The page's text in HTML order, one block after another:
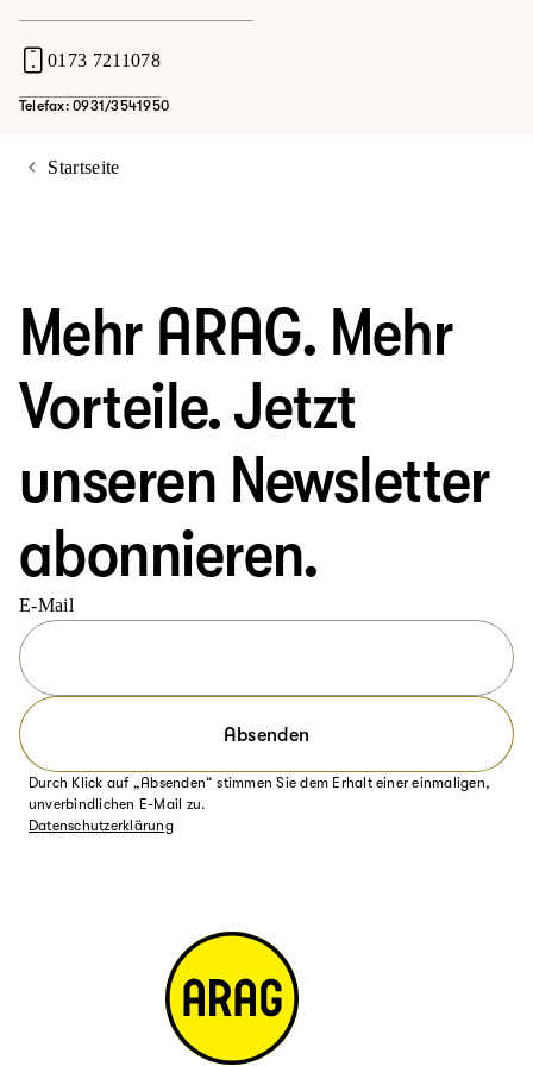
0173 7211078
Telefax: 0931/3541950
Startseite
Mehr ARAG. Mehr
Vorteile. Jetzt
unseren Newsletter
abonnieren.
E-Mail
Absenden
Durch Klick auf „Absenden“ stimmen Sie dem Erhalt einer einmaligen,
unverbindlichen E-Mail zu.
Datenschutzerklärung